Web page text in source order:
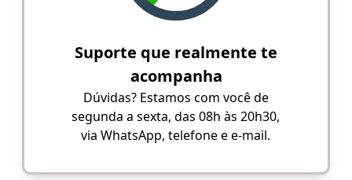
Suporte que realmente te
acompanha
Dúvidas? Estamos com você de
segunda a sexta, das 08h às 20h30,
via WhatsApp, telefone e e-mail.